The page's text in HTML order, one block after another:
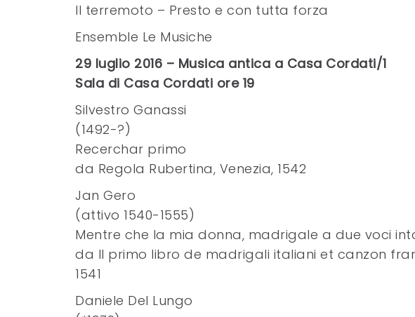
Il terremoto – Presto e con tutta forza
Ensemble Le Musiche
29 luglio 2016 – Musica antica a Casa Cordati/1
Sala di Casa Cordati ore 19
Silvestro Ganassi
(1492-?)
Recerchar primo
da Regola Rubertina, Venezia, 1542
Jan Gero
(attivo 1540-1555)
Mentre che la mia donna, madrigale a due voci
da Il primo libro de madrigali italiani et canzon
1541
Daniele Del Lungo